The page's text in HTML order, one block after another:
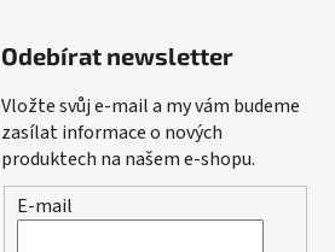
Odebírat newsletter
Vložte svůj e-mail a my vám budeme
zasílat informace o nových
produktech na našem e-shopu.
E-mail